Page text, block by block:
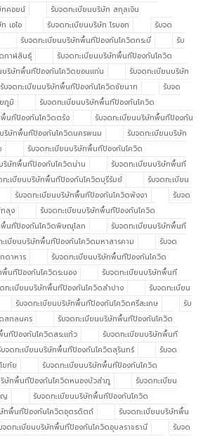
ทคอยน์
รับจดทะเบียนบริษัท สกุลเงิน
เอไอ รับจดทะเบียนบริษัท โรบอท
รับจด
รับจดทะเบียนบริษัทพื้นทีป้องกันโควิดกระบี่
รับ
กาฬสินธุ์
รับจดทะเบียนบริษัทพื้นทีป้องกันโควิด
บริษัทพื้นทีป้องกันโควิดขอนแก่น
รับจดทะเบียนบริษัท
รับจดทะเบียนบริษัทพื้นทีป้องกันโควิดชัยนาท
รับจด
ภูมิ
รับจดทะเบียนบริษัทพื้นทีป้องกันโควิด
พื้นทีป้องกันโควิดตรัง
รับจดทะเบียนบริษัทพื้นทีป้องกัน
บริษัทพื้นทีป้องกันโควิดนครพนม
รับจดทะเบียนบริษัท
รับจดทะเบียนบริษัทพื้นทีป้องกันโควิด
ริษัทพื้นทีป้องกันโควิดน่าน
รับจดทะเบียนบริษัทพื้นที
ทะเบียนบริษัทพื้นทีป้องกันโควิดบุรีรัมย์
รับจดทะเบียน
รับจดทะเบียนบริษัทพื้นทีป้องกันโควิดพังงา
รับจด
ลุง
รับจดทะเบียนบริษัทพื้นทีป้องกันโควิด
พื้นทีป้องกันโควิดพิษณุโลก
รับจดทะเบียนบริษัทพื้นที
ะเบียนบริษัทพื้นทีป้องกันโควิดมหาสารคาม
รับจด
ดาหาร
รับจดทะเบียนบริษัทพื้นทีป้องกันโควิด
พื้นทีป้องกันโควิดระนอง
รับจดทะเบียนบริษัทพื้นที
ทะเบียนบริษัทพื้นทีป้องกันโควิดลำปาง
รับจดทะเบียน
รับจดทะเบียนบริษัทพื้นทีป้องกันโควิดศรีสะเกษ
รับ
สกลนคร
รับจดทะเบียนบริษัทพื้นทีป้องกันโควิด
นทีป้องกันโควิดสระแก้ว
รับจดทะเบียนบริษัทพื้นที
บจดทะเบียนบริษัทพื้นทีป้องกันโควิดสุรินทร์
รับจด
ขทัย
รับจดทะเบียนบริษัทพื้นทีป้องกันโควิด
ริษัทพื้นทีป้องกันโควิดหนองบัวลำภู
รับจดทะเบียน
ญ
รับจดทะเบียนบริษัทพื้นทีป้องกันโควิด
ษัทพื้นทีป้องกันโควิดอุตรดิตถ์
รับจดทะเบียนบริษัทพื้น
จดทะเบียนบริษัทพื้นทีป้องกันโควิดอุบลราชธานี
รับจด